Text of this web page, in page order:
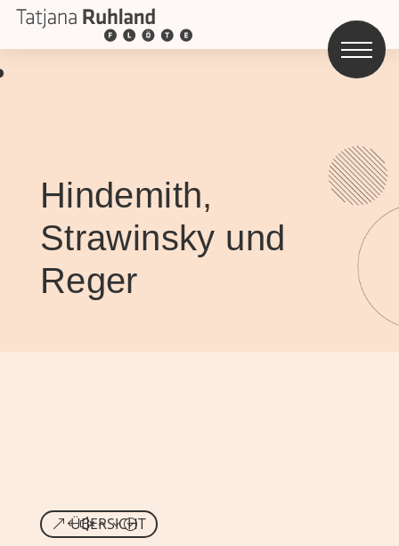
Hindemith,
Strawinsky und
Reger
ÜBERSICHT